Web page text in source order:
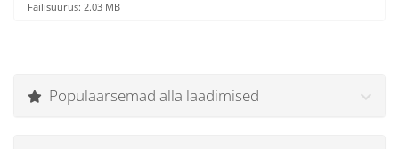
Failisuurus: 2.03 MB
Populaarsemad alla laadimised